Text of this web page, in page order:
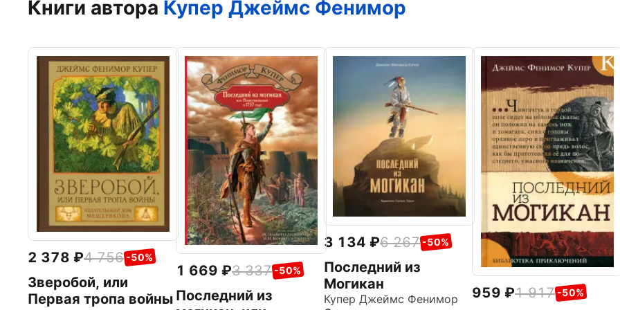
Книги автора Купер Джеймс Фенимор
2 378 4 756 -50%
Зверобой, или
Первая тропа войны
1 669 3 337 -50%
Последний из
3 134 6 267 -50%
Последний из
Могикан
Купер Джеймс Фенимор
959 1 917 -50%